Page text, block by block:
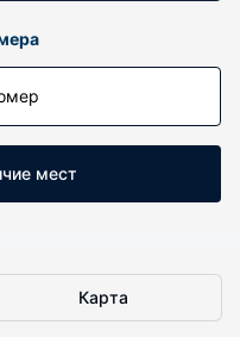
мест
Карта